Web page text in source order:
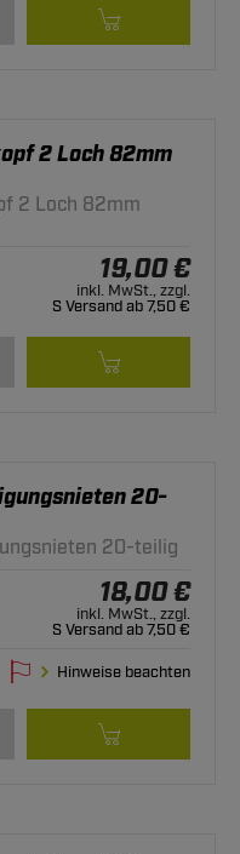
2 Loch 82mm
2 Loch 82mm
19,00 €
inkl. MwSt., zzgl.
S Versand ab 7,50 €
20-
20-teilig
18,00 €
inkl. MwSt., zzgl.
S Versand ab 7,50 €
Hinweise beachten